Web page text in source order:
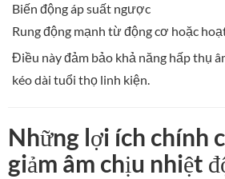
Biến động áp suất ngược
Rung động mạnh từ động cơ hoặc
Điều này đảm bảo khả năng hấp thụ
kéo dài tuổi thọ linh kiện.
Những lợi ích chính
giảm âm chịu nhiệt